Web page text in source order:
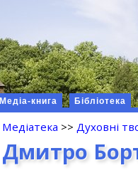
Медіа-книга Бібліотека
Медіатека >>Духовні
Дмитро